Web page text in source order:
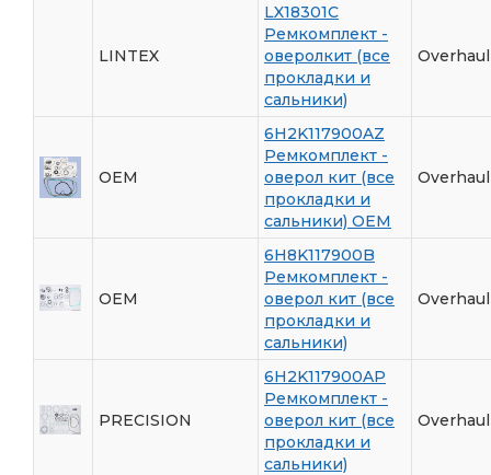
LINTEX
LX18301C
Ремкомплект -
оверолкит (все
прокладки и
сальники)
OEM
6H2K117900AZ
Ремкомплект -
оверол кит (все
прокладки и
сальники) ОЕМ
OEM
6H8K117900B
Ремкомплект -
оверол кит (все
прокладки и
сальники)
PRECISION
6H2K117900AP
Ремкомплект -
оверол кит (все
прокладки и
сальники)